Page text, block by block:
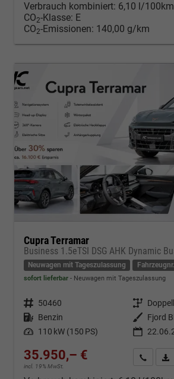
Verbrauch kombiniert: 6,10 l/100km
CO2-Klasse: E
CO2-Emissionen: 140,00 g/km
Cupra Terramar
Neuwagen mit Tageszulassung
sofort lieferbar Neuwagen mit Tageszulassung
Fahrzeugnr. 50460 Getriebe
Kraftstoff Benzin Außenfarbe
Fjord
Leistung 110 kW (150 PS)
35.950,– €
incl. 19% MwSt.